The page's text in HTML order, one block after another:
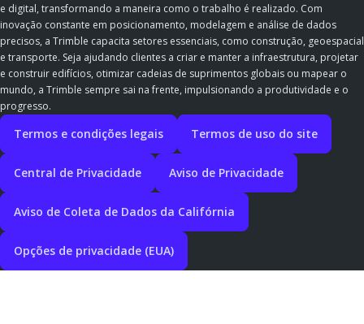
e digital, transformando a maneira como o trabalho é realizado. Com
inovação constante em posicionamento, modelagem e análise de dados
precisos, a Trimble capacita setores essenciais, como construção, geoespacial
e transporte. Seja ajudando clientes a criar e manter a infraestrutura, projetar
e construir edifícios, otimizar cadeias de suprimentos globais ou mapear o
mundo, a Trimble sempre sai na frente, impulsionando a produtividade e o
progresso.
Termos e condições legais Termos de uso do site
Central de Privacidade Aviso de Privacidade
Aviso de Coleta de Dados da Califórnia
Opções de privacidade (EUA)